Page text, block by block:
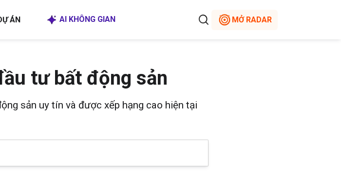
ÁN AI KHÔNG GIAN MỞ RADAR
tư bất động sản
sản uy tín và được xếp hạng cao hiện tại